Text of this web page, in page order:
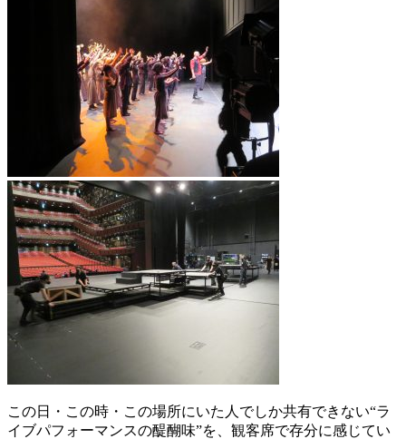
この日・この時・この場所にいた人でしか共有できない“ラ
イブパフォーマンスの醍醐味”を、観客席で存分に感じてい